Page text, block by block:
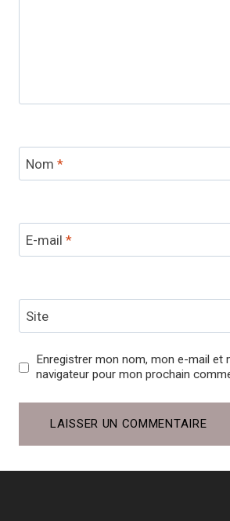
Nom *
E-mail *
Site
Enregistrer mon nom, mon e-mail et
navigateur pour mon prochain